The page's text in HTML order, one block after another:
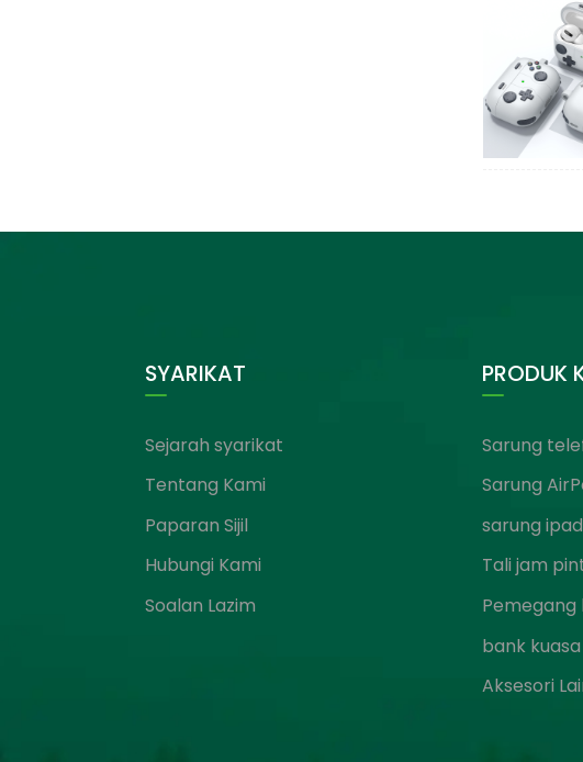
SYARIKAT
Sejarah syarikat
Tentang Kami
Paparan Sijil
Hubungi Kami
Soalan Lazim
PRODUK
Sarung
Sarung
sarung ipad
Tali jam
bank
Aksesori